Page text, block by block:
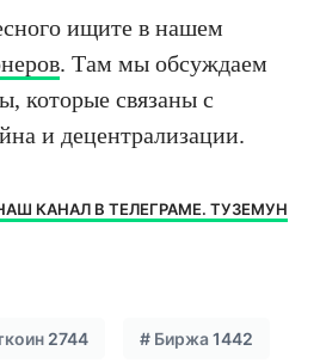
ищите в нашем
. Там мы обсуждаем
которые связаны с
и децентрализации.
КАНАЛ В ТЕЛЕГРАМЕ. ТУЗЕМУН
2744 # Биржа 1442